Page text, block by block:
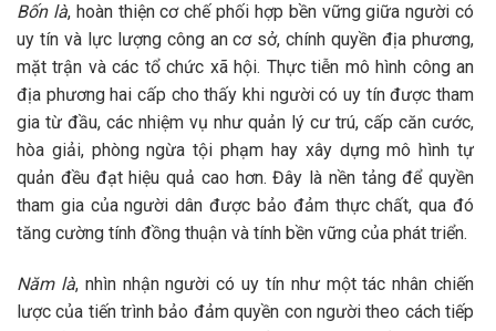
Bốn là, hoàn thiện cơ chế phối hợp bền vững giữa người có
uy tín và lực lượng công an cơ sở, chính quyền địa phương,
mặt trận và các tổ chức xã hội. Thực tiễn mô hình công an
địa phương hai cấp cho thấy khi người có uy tín được tham
gia từ đầu, các nhiệm vụ như quản lý cư trú, cấp căn cước,
hòa giải, phòng ngừa tội phạm hay xây dựng mô hình tự
quản đều đạt hiệu quả cao hơn. Đây là nền tảng để quyền
tham gia của người dân được bảo đảm thực chất, qua đó
tăng cường tính đồng thuận và tính bền vững của phát triển.
Năm là, nhìn nhận người có uy tín như một tác nhân chiến
lược của tiến trình bảo đảm quyền con người theo cách tiếp